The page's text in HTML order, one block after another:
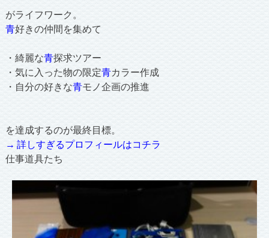
がライフワーク。
青好きの仲間を集めて
・綺麗な青探求ツアー
・気に入った物の限定青カラー作成
・自分の好きな青モノ企画の推進
を達成するのが最終目標。
→ 詳しすぎるプロフィールはコチラ
仕事道具たち